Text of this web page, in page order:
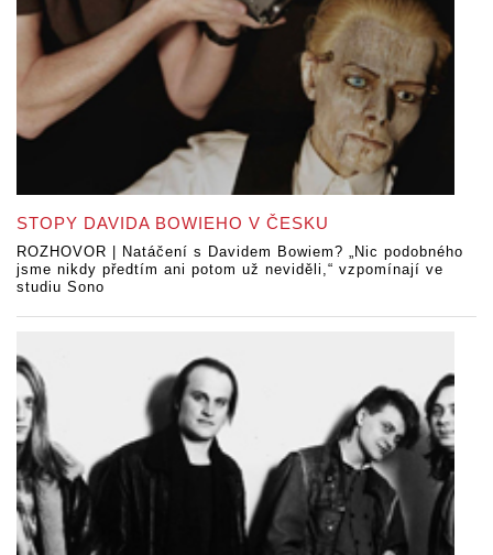
STOPY DAVIDA BOWIEHO V ČESKU
ROZHOVOR | Natáčení s Davidem Bowiem? „Nic podobného
jsme nikdy předtím ani potom už neviděli,“ vzpomínají ve
studiu Sono